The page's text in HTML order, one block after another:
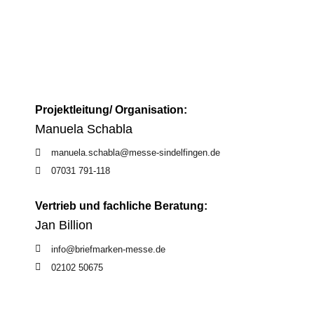
Projektleitung/ Organisation:
Manuela Schabla
manuela.schabla@messe-sindelfingen.de
07031 791-118
Vertrieb und fachliche Beratung:
Jan Billion
info@briefmarken-messe.de
02102 50675